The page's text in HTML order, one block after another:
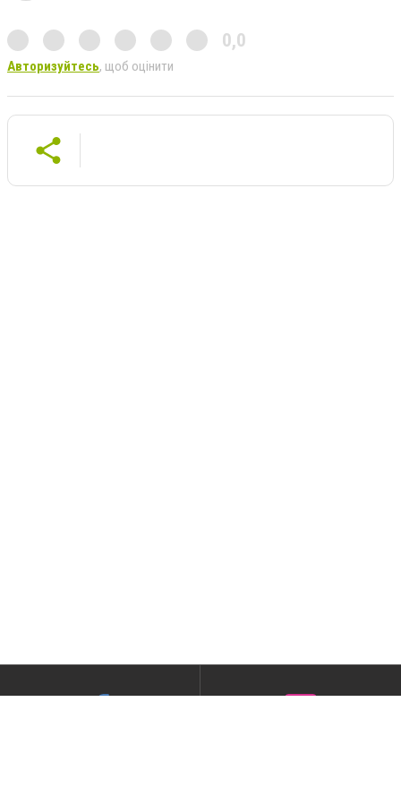
0,0
Авторизуйтесь, щоб оцінити